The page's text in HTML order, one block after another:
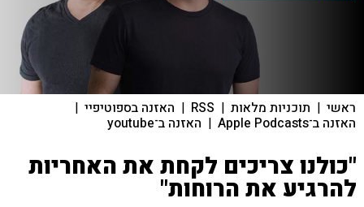
ראשי | תוכניות מלאות |
RSS
| האזנה בספוטיפיי |
האזנה ב־Apple Podcasts | האזנה ב־youtube
"כולנו צריכים לקחת את האחריות
להרגיע את הרוחות"